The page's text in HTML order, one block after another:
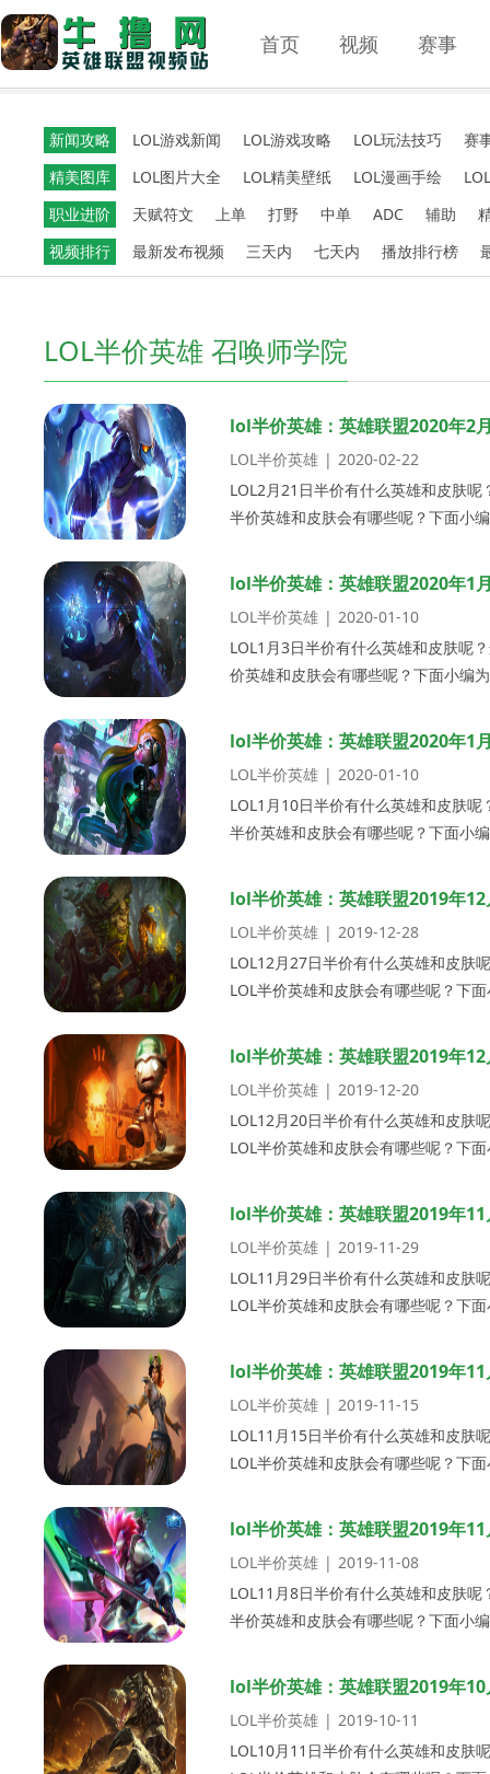
首页 视频 赛事
新闻攻略 LOL游戏新闻 LOL游戏攻略 LOL玩法技巧
赛
精美图库
LOL图片大全 LOL精美壁纸 LOL漫画手绘
职业进阶
天赋符文 上单 打野 中单 ADC 辅助
视频排行
最新发布视频 三天内 七天内 播放排行榜
LOL半价英雄 召唤师学院
lol半价英雄：英雄联盟2020年2
LOL半价英雄 | 2020-02-22
LOL2月21日半价有什么英雄和皮肤
半价英雄和皮肤会有哪些呢？下面小
lol半价英雄：英雄联盟2020年1
LOL半价英雄 | 2020-01-10
LOL1月3日半价有什么英雄和皮肤呢
价英雄和皮肤会有哪些呢？下面小编
lol半价英雄：英雄联盟2020年1
LOL半价英雄 | 2020-01-10
LOL1月10日半价有什么英雄和皮肤
半价英雄和皮肤会有哪些呢？下面小
lol半价英雄：英雄联盟2019年
LOL半价英雄 | 2019-12-28
LOL12月27日半价有什么英雄和皮肤
LOL半价英雄和皮肤会有哪些呢？下
lol半价英雄：英雄联盟2019年
LOL半价英雄 | 2019-12-20
LOL12月20日半价有什么英雄和皮肤
LOL半价英雄和皮肤会有哪些呢？下
lol半价英雄：英雄联盟2019年
LOL半价英雄 | 2019-11-29
LOL11月29日半价有什么英雄和皮肤
LOL半价英雄和皮肤会有哪些呢？下
lol半价英雄：英雄联盟2019年
LOL半价英雄 | 2019-11-15
LOL11月15日半价有什么英雄和皮肤
LOL半价英雄和皮肤会有哪些呢？下
lol半价英雄：英雄联盟2019年
LOL半价英雄 | 2019-11-08
LOL11月8日半价有什么英雄和皮肤
半价英雄和皮肤会有哪些呢？下面小
lol半价英雄：英雄联盟2019年
LOL半价英雄 | 2019-10-11
LOL10月11日半价有什么英雄和皮肤